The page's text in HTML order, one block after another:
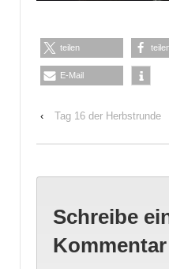
teilen
E-Mail
‹ Tag 16 der Herbstrunde
Schreibe
Kommentar